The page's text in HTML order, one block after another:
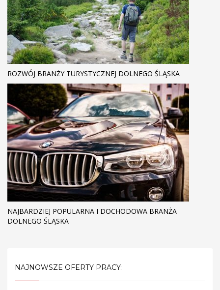
ROZWÓJ BRANŻY TURYSTYCZNEJ DOLNEGO ŚLĄSKA
NAJBARDZIEJ POPULARNA I DOCHODOWA BRANŻA
DOLNEGO ŚLĄSKA
NAJNOWSZE OFERTY PRACY: